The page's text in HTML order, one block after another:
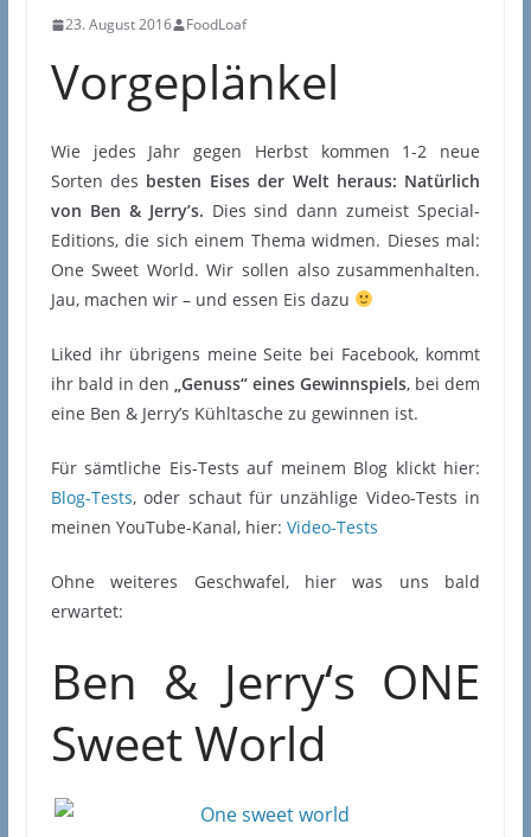
23. August 2016 FoodLoaf
Vorgeplänkel
Wie jedes Jahr gegen Herbst kommen 1-2 neue
Sorten des besten Eises der Welt heraus: Natürlich
von Ben & Jerry’s. Dies sind dann zumeist Special-
Editions, die sich einem Thema widmen. Dieses mal:
One Sweet World. Wir sollen also zusammenhalten.
Jau, machen wir – und essen Eis dazu
Liked ihr übrigens meine Seite bei Facebook, kommt
ihr bald in den „Genuss“ eines Gewinnspiels, bei dem
eine Ben & Jerry’s Kühltasche zu gewinnen ist.
Für sämtliche Eis-Tests auf meinem Blog klickt hier:
Blog-Tests, oder schaut für unzählige Video-Tests in
meinen YouTube-Kanal, hier: Video-Tests
Ohne weiteres Geschwafel, hier was uns bald
erwartet:
Ben & Jerry‘s ONE
Sweet World